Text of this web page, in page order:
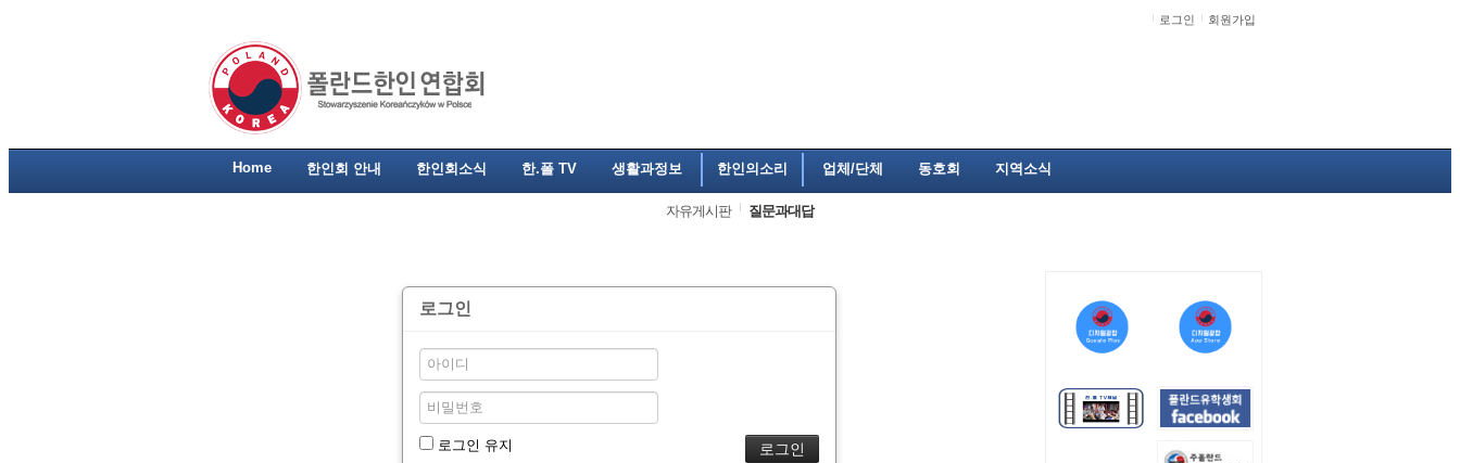
로그인 회원가입
Home 한인회 안내 한인회소식 한.폴 TV 생활과정보 한인의소리 업체/단체 동호회 지역소식
자유게시판 질문과대답
로그인
로그인 유지